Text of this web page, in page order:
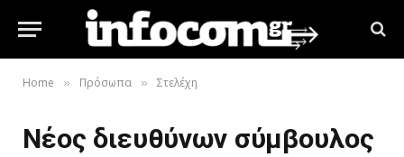
Home » Πρόσωπα » Στελέχη
Νέος διευθύνων σύμβουλος